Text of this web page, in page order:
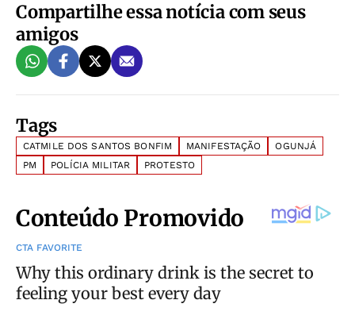
Compartilhe essa notícia com seus
amigos
Tags
CATMILE DOS SANTOS BONFIM MANIFESTAÇÃO
OGUNJÁ
PM
POLÍCIA MILITAR PROTESTO